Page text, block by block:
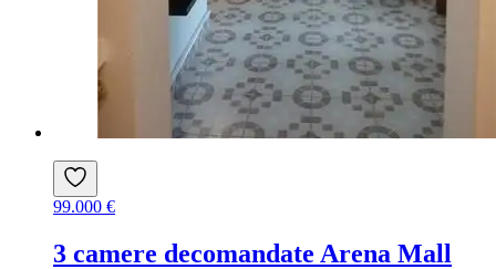
99.000 €
3 camere decomandate Arena Mall